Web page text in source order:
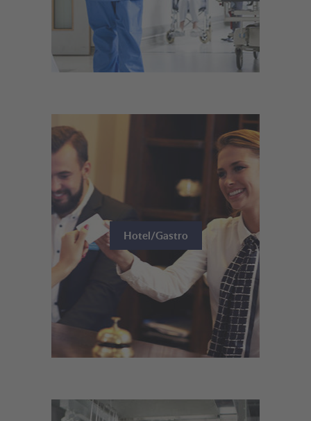
Hotel/Gastro